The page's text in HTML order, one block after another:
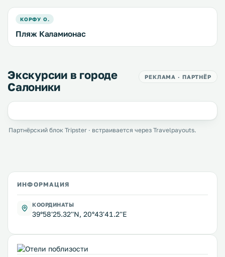
КОРФУ О.
Пляж Каламионас
Экскурсии в городе
Салоники
РЕКЛАМА · ПАРТНЁР
Партнёрский блок Tripster · встраивается через Travelpayouts.
ИНФОРМАЦИЯ
КООРДИНАТЫ
39°58'25.32''N, 20°43'41.2''E